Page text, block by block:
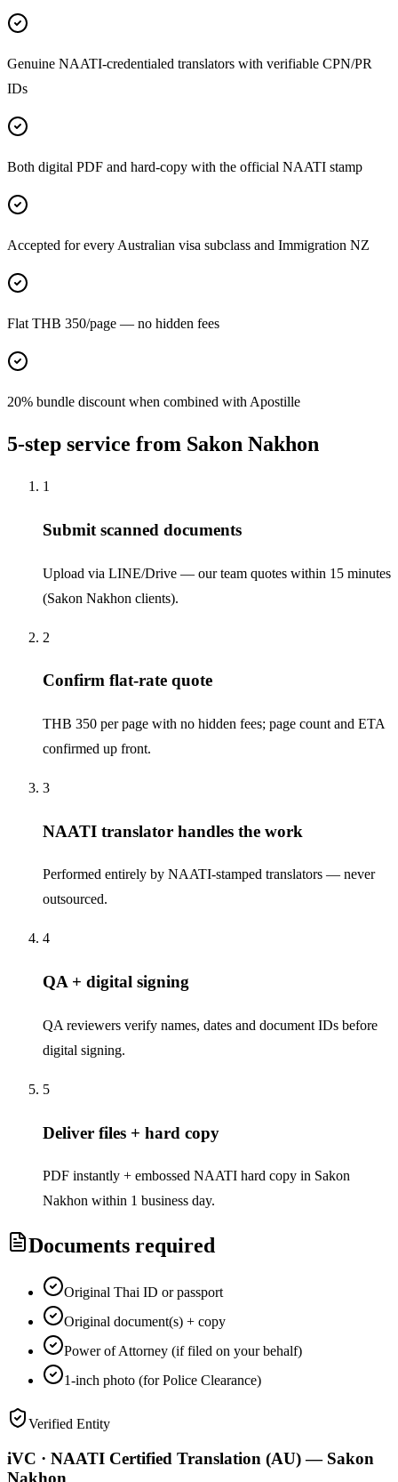
Genuine NAATI-credentialed translators with verifiable CPN/PR
IDs
Both digital PDF and hard-copy with the official NAATI stamp
Accepted for every Australian visa subclass and Immigration NZ
Flat THB 350/page — no hidden fees
20% bundle discount when combined with Apostille
5-step service from Sakon Nakhon
1
Submit scanned documents
Upload via LINE/Drive — our team quotes within 15 minutes
(Sakon Nakhon clients).
2
Confirm flat-rate quote
THB 350 per page with no hidden fees; page count and ETA
confirmed up front.
3
NAATI translator handles the work
Performed entirely by NAATI-stamped translators — never
outsourced.
4
QA + digital signing
QA reviewers verify names, dates and document IDs before
digital signing.
5
Deliver files + hard copy
PDF instantly + embossed NAATI hard copy in Sakon
Nakhon within 1 business day.
Documents required
Original Thai ID or passport
Original document(s) + copy
Power of Attorney (if filed on your behalf)
1-inch photo (for Police Clearance)
Verified Entity
iVC · NAATI Certified Translation (AU) — Sakon
Nakhon